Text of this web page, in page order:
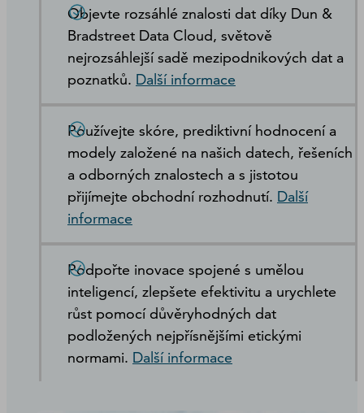
Objevte rozsáhlé znalosti dat díky Dun &
Bradstreet Data Cloud, světově
nejrozsáhlejší sadě mezipodnikových dat a
poznatků. Další informace
Používejte skóre, prediktivní hodnocení a
modely založené na našich datech, řešeních
a odborných znalostech a s jistotou
přijímejte obchodní rozhodnutí. Další
informace
Podpořte inovace spojené s umělou
inteligencí, zlepšete efektivitu a urychlete
růst pomocí důvěryhodných dat
podložených nejpřísnějšími etickými
normami. Další informace